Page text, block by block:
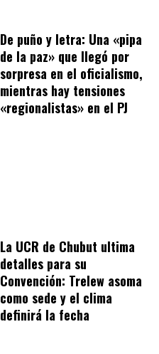
De puño y letra: Una «pipa
de la paz» que llegó por
sorpresa en el oficialismo,
mientras hay tensiones
«regionalistas» en el PJ
La UCR de Chubut ultima
detalles para su
Convención: Trelew asoma
como sede y el clima
definirá la fecha